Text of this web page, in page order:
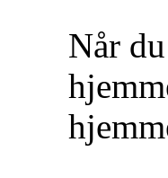
Når